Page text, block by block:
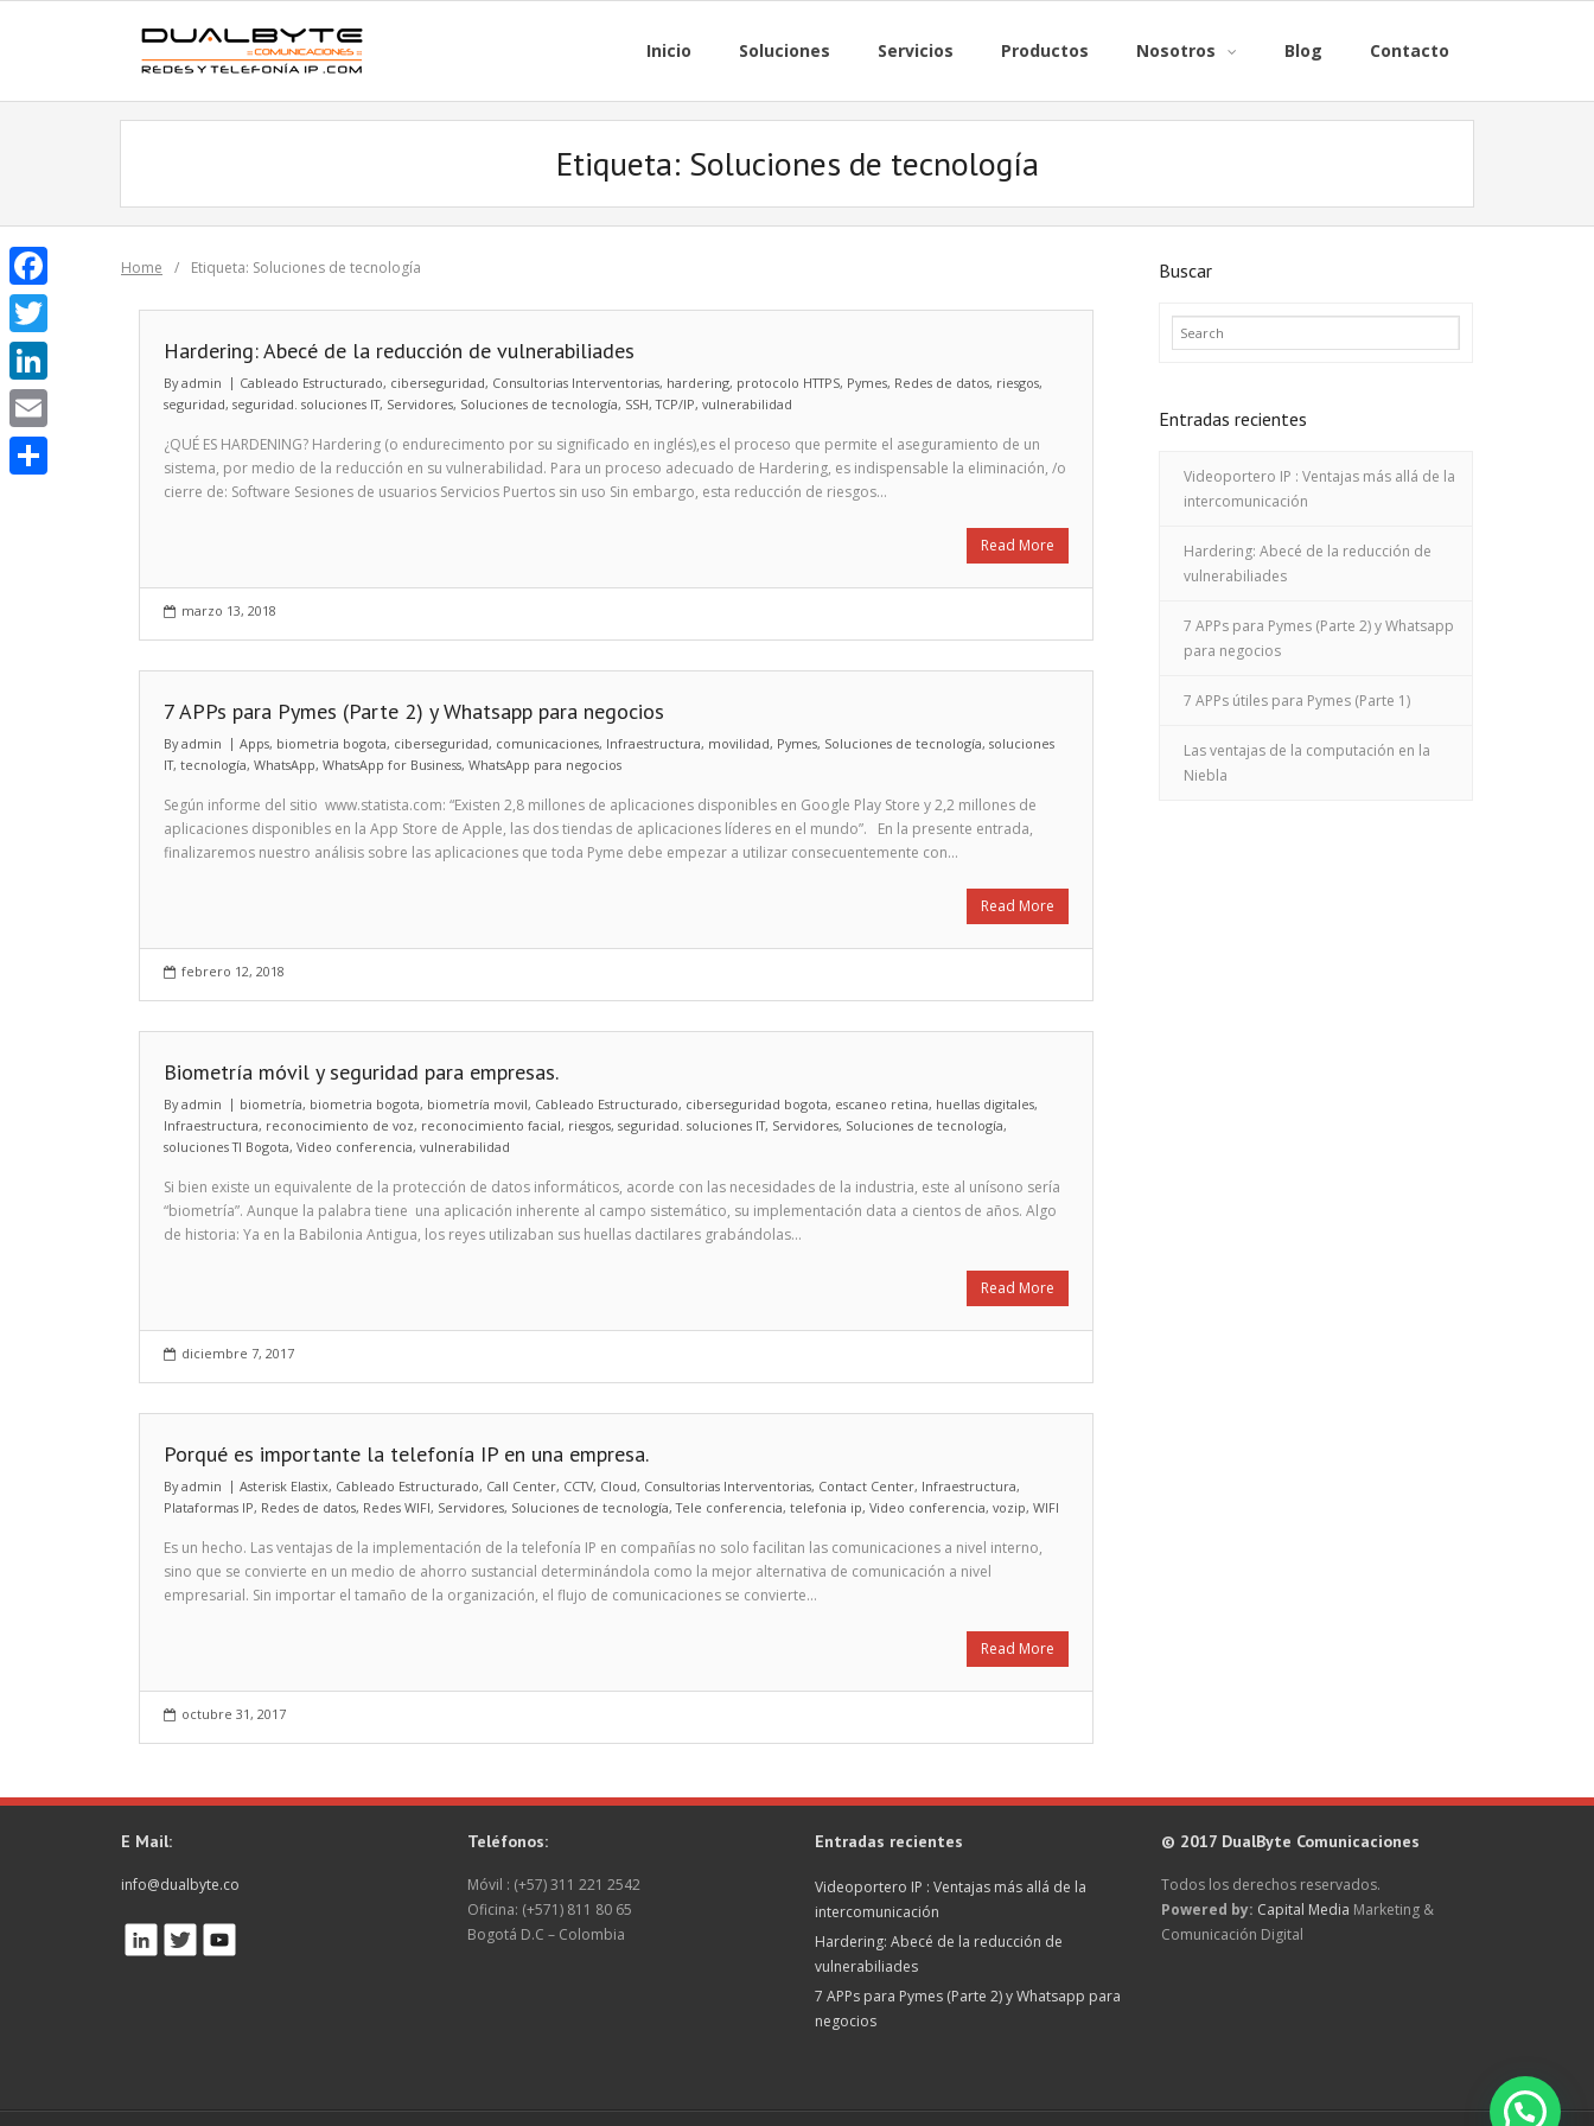
Inicio Soluciones Servicios Productos Nosotros Blog Contacto
Etiqueta: Soluciones de tecnología
Home / Etiqueta: Soluciones de tecnología
Hardering: Abecé de la reducción de vulnerabiliades
Byadmin Cableado Estructurado, ciberseguridad, Consultorias Interventorias, hardering, protocolo HTTPS, Pymes, Redes de datos, riesgos,
seguridad, seguridad. soluciones IT, Servidores, Soluciones de tecnología, SSH,TCP/IP, vulnerabilidad
¿QUÉ ES HARDENING? Hardering (o endurecimento por su significado en inglés),es el proceso que permite el aseguramiento de un
sistema, por medio de la reducción en su vulnerabilidad. Para un proceso adecuado de Hardering, es indispensable la eliminación, /o
cierre de: Software Sesiones de usuarios Servicios Puertos sin uso Sin embargo, esta reducción de riesgos…
Read More
marzo 13, 2018
7 APPs para Pymes (Parte 2) y Whatsapp para negocios
Byadmin Apps, biometria bogota, ciberseguridad, comunicaciones, Infraestructura, movilidad, Pymes, Soluciones de tecnología, soluciones
IT, tecnología, WhatsApp, WhatsApp for Business, WhatsApp para negocios
Según informe del sitio www.statista.com: “Existen 2,8 millones de aplicaciones disponibles en Google Play Store y 2,2 millones de
aplicaciones disponibles en la App Store de Apple, las dos tiendas de aplicaciones líderes en el mundo”. En la presente entrada,
finalizaremos nuestro análisis sobre las aplicaciones que toda Pyme debe empezar a utilizar consecuentemente con…
Read More
febrero 12, 2018
Biometría móvil y seguridad para empresas.
Byadmin biometría, biometria bogota, biometría movil, Cableado Estructurado, ciberseguridad bogota, escaneo retina, huellas digitales,
Infraestructura, reconocimiento de voz, reconocimiento facial, riesgos, seguridad. soluciones IT, Servidores, Soluciones de tecnología,
soluciones TI Bogota, Video conferencia, vulnerabilidad
Si bien existe un equivalente de la protección de datos informáticos, acorde con las necesidades de la industria, este al unísono sería
“biometría”. Aunque la palabra tiene una aplicación inherente al campo sistemático, su implementación data a cientos de años. Algo
de historia: Ya en la Babilonia Antigua, los reyes utilizaban sus huellas dactilares grabándolas…
Read More
diciembre 7, 2017
Porqué es importante la telefonía IP en una empresa.
Byadmin Asterisk Elastix, Cableado Estructurado, Call Center, CCTV, Cloud, Consultorias Interventorias, Contact Center, Infraestructura,
Plataformas IP, Redes de datos, Redes WIFI, Servidores, Soluciones de tecnología,Tele conferencia, telefonia ip, Video conferencia, vozip, WIFI
Es un hecho. Las ventajas de la implementación de la telefonía IP en compañías no solo facilitan las comunicaciones a nivel interno,
sino que se convierte en un medio de ahorro sustancial determinándola como la mejor alternativa de comunicación a nivel
empresarial. Sin importar el tamaño de la organización, el flujo de comunicaciones se convierte…
Read More
octubre 31, 2017
Buscar
Entradas recientes
Videoportero IP : Ventajas más allá de la
intercomunicación
Hardering: Abecé de la reducción de
vulnerabiliades
7 APPs para Pymes (Parte 2) y Whatsapp
para negocios
7 APPs útiles para Pymes (Parte 1)
Las ventajas de la computación en la
Niebla
E Mail:
info@dualbyte.co
Teléfonos:
Móvil : (+57) 311 221 2542
Oficina: (+571) 811 80 65
Bogotá D.C – Colombia
Entradas recientes
Videoportero IP : Ventajas más allá de la
intercomunicación
Hardering: Abecé de la reducción de
vulnerabiliades
7 APPs para Pymes (Parte 2) y Whatsapp para
negocios
© 2017 DualByte Comunicaciones
Todos los derechos reservados.
Powered by: Capital Media Marketing &
Comunicación Digital
F
a
c
e
b
T
w
i
L
i
n
E